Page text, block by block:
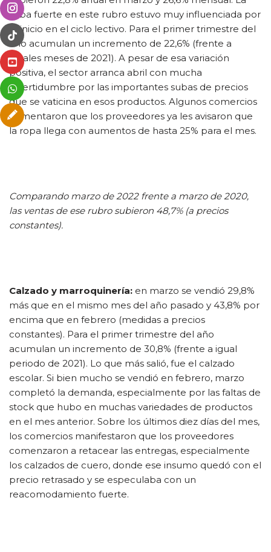
suba fuerte en este rubro estuvo muy influenciada por
el inicio en el ciclo lectivo. Para el primer trimestre del
año acumulan un incremento de 22,6% (frente a
iguales meses de 2021). A pesar de esa variación
positiva, el sector arranca abril con mucha
incertidumbre por las importantes subas de precios
que se vaticina en esos productos. Algunos comercios
comentaron que los proveedores ya les avisaron que
la ropa llega con aumentos de hasta 25% para el mes.
Comparando marzo de 2022 frente a marzo de 2020,
las ventas de ese rubro subieron 48,7% (a precios
constantes).
Calzado y marroquinería: en marzo se vendió 29,8%
más que en el mismo mes del año pasado y 43,8% por
encima que en febrero (medidas a precios
constantes). Para el primer trimestre del año
acumulan un incremento de 30,8% (frente a igual
periodo de 2021). Lo que más salió, fue el calzado
escolar. Si bien mucho se vendió en febrero, marzo
completó la demanda, especialmente por las faltas de
stock que hubo en muchas variedades de productos
en el mes anterior. Sobre los últimos diez días del mes,
los comercios manifestaron que los proveedores
comenzaron a retacear las entregas, especialmente
los calzados de cuero, donde ese insumo quedó con el
precio retrasado y se especulaba con un
reacomodamiento fuerte.